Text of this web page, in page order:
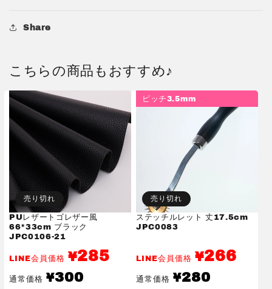
Share
こちらの商品もおすすめ♪
売り切れ
PUレザートゴレザー風
66*33cm ブラック
JPC0106-21
LINE会員価格 ¥285
通常価格
通
常
¥300
ピッチ3.5mm
売り切れ
ステッチルレット 丈17.5cm
JPC0083
LINE会員価格 ¥266
通常価格
通
常
¥280